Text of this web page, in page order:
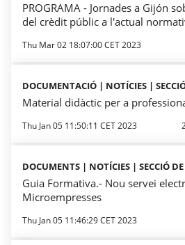
PROGRAMA - Jornades a Gijón
del crèdit públic a l'actual
Thu Mar 02 18:07:00 CET 2023
DOCUMENTACIÓ | NOTÍCIES |
Material didàctic per a
Thu Jan 05 11:50:11 CET 2023
DOCUMENTS | NOTÍCIES | SECCIÓ
Guia Formativa.- Nou servei
Microempresses
Thu Jan 05 11:46:29 CET 2023